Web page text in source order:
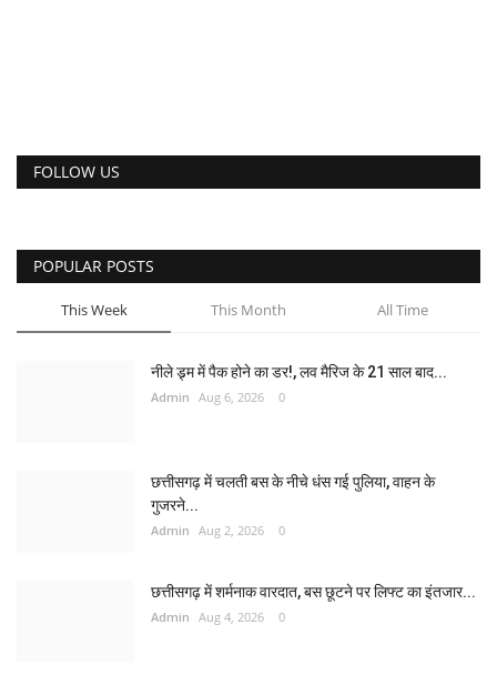
FOLLOW US
POPULAR POSTS
This Week This Month All Time
नीले ड्र्म में पैक होने का डर!, लव मैरिज के 21 साल बाद...
Admin Aug 6, 2026 0
छत्तीसगढ़ में चलती बस के नीचे धंस गई पुलिया, वाहन के
गुजरने...
Admin Aug 2, 2026 0
छत्तीसगढ़ में शर्मनाक वारदात, बस छूटने पर लिफ्ट का इंतजार...
Admin Aug 4, 2026 0